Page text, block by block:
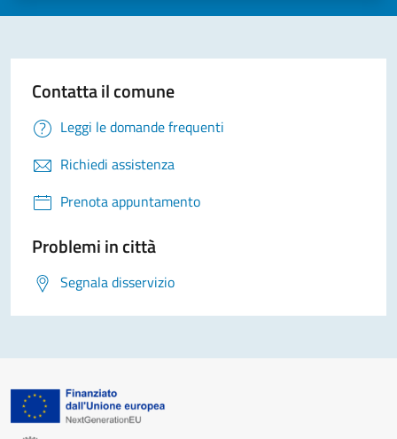
Contatta il comune
Leggi le domande frequenti
Richiedi assistenza
Prenota appuntamento
Problemi in città
Segnala disservizio